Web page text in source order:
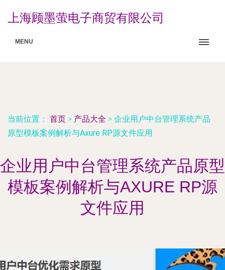
上海顾墨萤电子商贸有限公司
MENU
当前位置： 首页 > 产品大全 > 企业用户中台管理系统产品
原型模板案例解析与Axure RP源文件应用
企业用户中台管理系统产品原型
模板案例解析与AXURE RP源
文件应用